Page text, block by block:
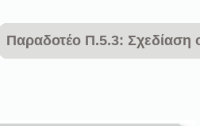
Παραδοτέο Π.5.3: